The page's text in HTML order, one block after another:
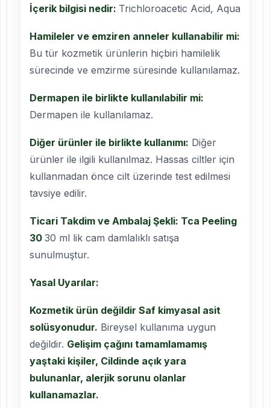
İçerik bilgisi nedir: Trichloroacetic Acid, Aqua
Hamileler ve emziren anneler kullanabilir mi:
Bu tür kozmetik ürünlerin hiçbiri hamilelik
sürecinde ve emzirme süresinde kullanılamaz.
Dermapen ile birlikte kullanılabilir mi:
Dermapen ile kullanılamaz.
Diğer ürünler ile birlikte kullanımı: Diğer
ürünler ile ilgili kullanılmaz. Hassas ciltler için
kullanmadan önce cilt üzerinde test edilmesi
tavsiye edilir.
Ticari Takdim ve Ambalaj Şekli: Tca Peeling
30 30 ml lik cam damlalıklı satışa
sunulmuştur.
Yasal Uyarılar:
Kozmetik ürün değildir Saf kimyasal asit
solüsyonudur. Bireysel kullanıma uygun
değildir. Gelişim çağını tamamlamamış
yaştaki kişiler, Cildinde açık yara
bulunanlar, alerjik sorunu olanlar
kullanamazlar.